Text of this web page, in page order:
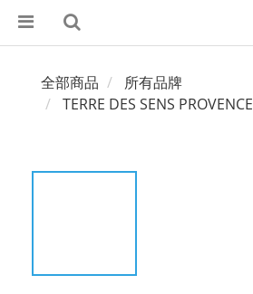
全部商品
所有品牌
TERRE DES SENS PROVENCE